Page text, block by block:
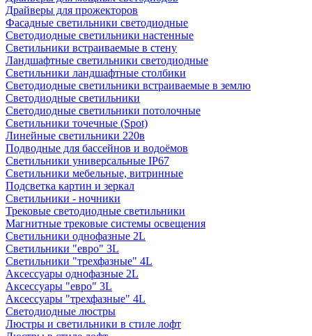
Драйверы для прожекторов
Фасадные светильники светодиодные
Светодиодные светильники настенные
Светильники встраиваемые в стену
Ландшафтные светильники светодиодные
Светильники ландшафтные столбики
Светодиодные светильники встраиваемые в землю
Светодиодные светильники
Светодиодные светильники потолочные
Светильники точечные (Spot)
Линейные светильники 220в
Подводные для бассейнов и водоёмов
Светильники универсальные IP67
Светильники мебельные, витринные
Подсветка картин и зеркал
Светильники - ночники
Трековые светодиодные светильники
Магнитные трековые системы освещения
Светильники однофазные 2L
Светильники "евро" 3L
Светильники "трехфазные" 4L
Аксессуары однофазные 2L
Аксессуары "евро" 3L
Аксессуары "трехфазные" 4L
Светодиодные люстры
Люстры и светильники в стиле лофт